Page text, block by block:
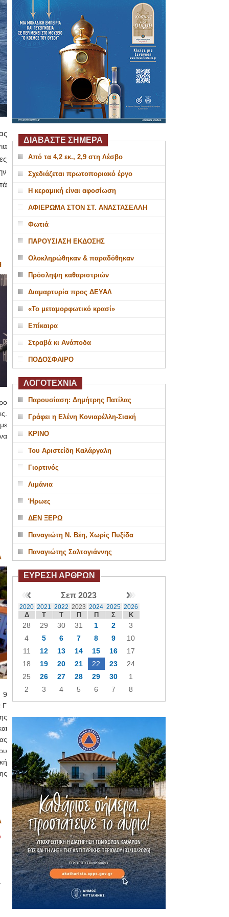
9
Γ
ΔΙΑΒΑΣΤΕ ΣΗΜΕΡΑ
Από τα 4,2 εκ., 2,9 στη Λέσβο
Σχεδιάζεται πρωτοποριακό έργο
Η κεραμική είναι αφοσίωση
ΑΦΙΕΡΩΜΑ ΣΤΟΝ ΣΤ. ΑΝΑΣΤΑΣΕΛΛΗ
Φωτιά
ΠΑΡΟΥΣΙΑΣΗ ΕΚΔΟΣΗΣ
Ολοκληρώθηκαν & παραδόθηκαν
Πρόσληψη καθαριστριών
Διαμαρτυρία προς ΔΕΥΑΛ
«Το μεταμορφωτικό κρασί»
Επίκαιρα
Στραβά κι Ανάποδα
ΠΟΔΟΣΦΑΙΡΟ
ΛΟΓΟΤΕΧΝΙΑ
Παρουσίαση: Δημήτρης Πατίλας
Γράφει η Ελένη Κονιαρέλλη-Σιακή
ΚΡΙΝΟ
Του Αριστείδη Καλάργαλη
Γιορτινός
Λιμάνια
Ήρωες
ΔΕΝ ΞΕΡΩ
Παναγιώτη Ν. Βέη, Χωρίς Πυξίδα
Παναγιώτης Σαλτογιάννης
ΕΥΡΕΣΗ ΑΡΘΡΩΝ
Σεπ 2023
2020 2021 2022 2023 2024 2025 2026
Δ Τ Τ Π Π Σ Κ
28 29 30 31 1 2
3
4
5 6 7 8 9
10
11
12 13 14 15 16
17
18
19 20 21 22 23
24
25
26 27 28 29 30
1
2
3 4 5 6 7 8